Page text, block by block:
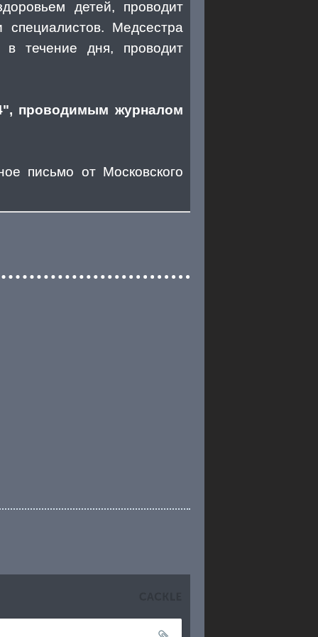
детей, проводит
специалистов. Медсестра
в течение дня, проводит
проводимым журналом
письмо от Московского